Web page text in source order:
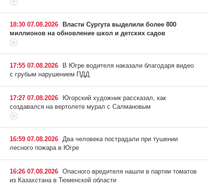
18:30 07.08.2026 Власти Сургута выделили более 800
миллионов на обновление школ и детских садов
17:55 07.08.2026
В Югре водителя наказали благодаря видео
с грубым нарушением ПДД
17:27 07.08.2026
Югорский художник рассказал, как
создавался на вертолете мурал с Салмановым
16:59 07.08.2026
Два человека пострадали при тушении
лесного пожара в Югре
16:26 07.08.2026 Опасного вредителя нашли в партии томатов
из Казахстана в Тюменской области